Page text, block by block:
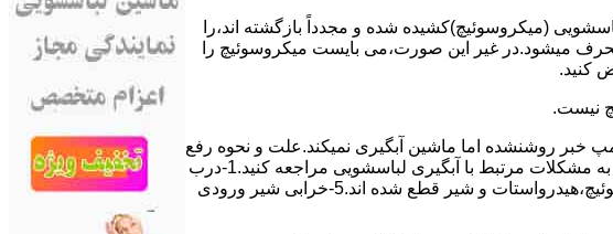
(ﻣﯿﮑﺮوﺳﻮﺋﯿﭻ)کشیده شده و مجدداً بازگشته اند،را
میشود.در ﻏﯿﺮ اﯾﻦ ﺻﻮرت،می بایست ﻣﯿﮑﺮوﺳﻮﺋﯿﭻ را
کنید.
نیست.
ﺧﺒﺮ روشنشده اﻣﺎ ﻣﺎﺷﯿﻦ آﺑﮕﯿﺮی نمیکند.ﻋﻠﺖ و نحوه رﻓﻊ
مشکل:آبگیری کند ماشین لباسشویی و یا آبگیر نکردن آن می تواند دلایل متفاوتی داشته باشد.برای مطالعه بیشتر می توانید به مشکلات مرتبط با آبگیری لباسشویی مراجعه کنید.1-درب
ﻣﺎﺷﯿﻦ ﺑﺎز اﺳﺖ.2-ﻣﯿﮑﺮوﺳﻮﺋﯿﭻ ﺧﺮاب اﺳﺖ.3-ﻫﯿﺪرواﺳﺘﺎت ﺧﺮاب اﺳﺖ.4-سیمهای راﺑﻂ ﺑﯿﻦ ﮐﻠﯿﺪ ﺗﺎﯾﻤﺮ لباسشویی،ﻣﯿﮑﺮوﺳﻮﺋﯿﭻ،ﻫﯿﺪرواﺳﺘﺎت و ﺷﯿﺮ ﻗﻄﻊ ﺷﺪه اند.5-خرابی شیر ورودی